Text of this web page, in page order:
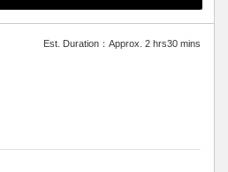
Est. Duration：Approx. 2 hrs30 mins